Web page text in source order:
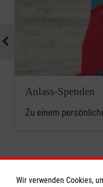
Anlass-Spenden
Zu einem
Wir verwenden Cookies,